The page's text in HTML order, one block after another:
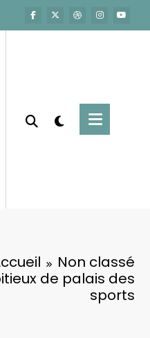
Non classé
de palais des
sports